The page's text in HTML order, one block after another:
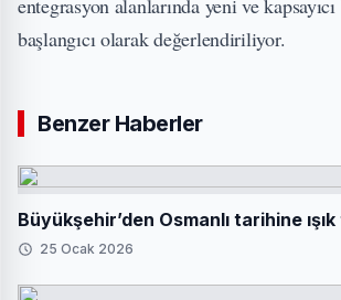
entegrasyon alanlarında yeni ve
başlangıcı olarak değerlendiriliyor.
Benzer Haberler
Büyükşehir’den Osmanlı tarihine
25 Ocak 2026